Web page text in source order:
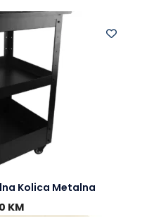
Kolica Metalna
KM